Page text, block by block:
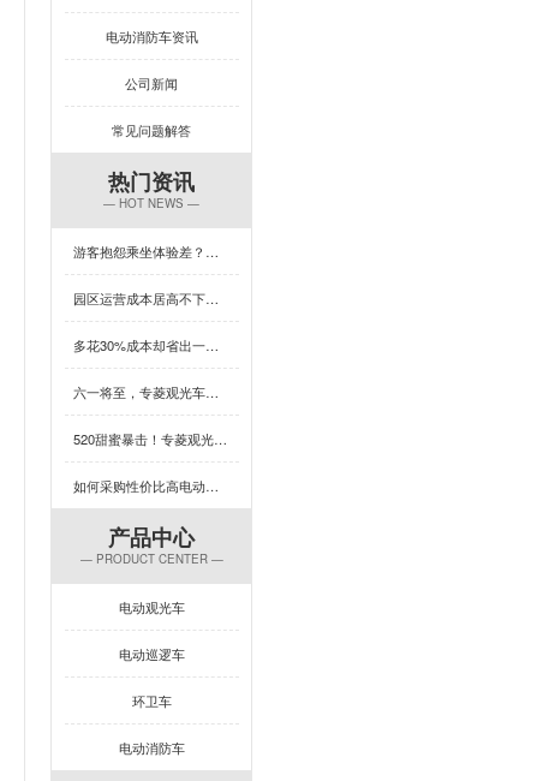
电动消防车资讯
公司新闻
常见问题解答
热门资讯
— HOT NEWS —
游客抱怨乘坐体验差？一台专菱电动旅游观光车，打造回头率100%的舒适旅程！
园区运营成本居高不下？这款用五菱配件的观光车，耐用又省心，速看！
多花30%成本却省出一台车的钱？这款观光车凭什么颠覆性价比认知？
六一将至，专菱观光车为你的乐园增添欢乐保障
520甜蜜暴击！专菱观光车整车焊接，用硬核实力守护浪漫旅程
如何采购性价比高电动旅游观光车？这几招必学
产品中心
— PRODUCT CENTER —
电动观光车
电动巡逻车
环卫车
电动消防车